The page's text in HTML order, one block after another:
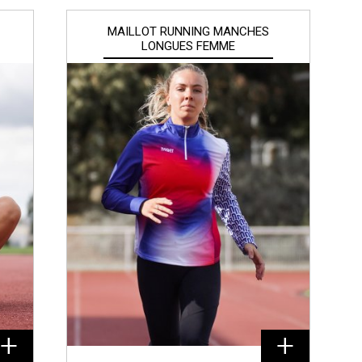
MAILLOT RUNNING MANCHES
LONGUES FEMME